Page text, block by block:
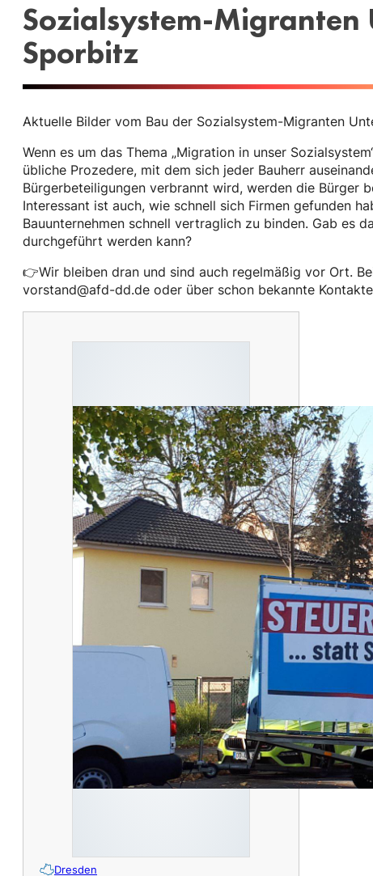
Sozialsystem-
Sporbitz
Aktuelle Bilder vom Bau der Sozialsystem-Migranten
Wenn es um das Thema „Migration in unser
übliche Prozedere, mit dem sich jeder Bauherr
Bürgerbeteiligungen verbrannt wird, werden die Bürger
Interessant ist auch, wie schnell sich Firmen gefunden
Bauunternehmen schnell vertraglich zu binden. Gab es
durchgeführt werden kann?
👉Wir bleiben dran und sind auch regelmäßig vor Ort.
vorstand@afd-dd.de oder über schon bekannte
Dresden